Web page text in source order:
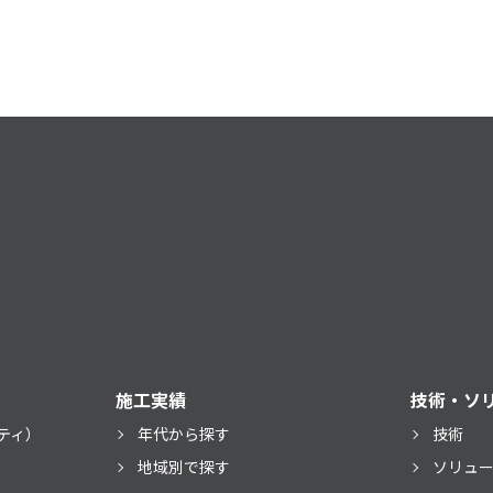
）
施工実績
年代から探す
地域別で探す
技術・ソ
技術
ソリュ